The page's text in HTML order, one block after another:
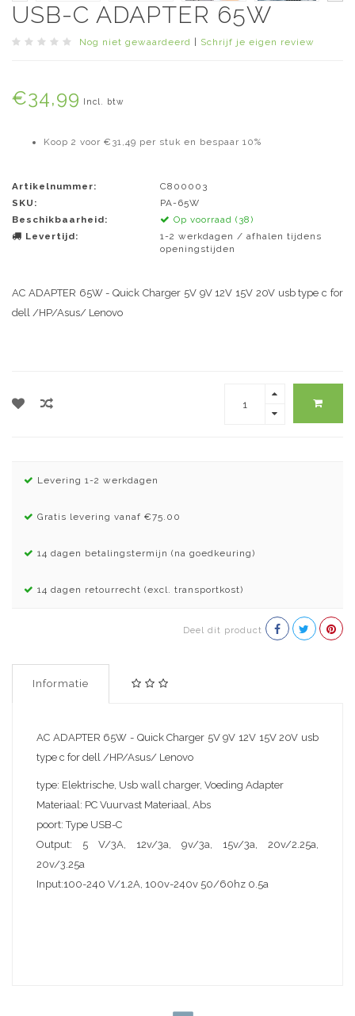
USB-C ADAPTER 65W
Nog niet gewaardeerd Schrijf je eigen review
€34,99 Incl. btw
Koop 2 voor €31,49 per stuk en bespaar 10%
Artikelnummer:
C800003
SKU:
PA-65W
Beschikbaarheid:
Op voorraad (38)
Levertijd:
1-2 werkdagen / afhalen tijdens
openingstijden
AC ADAPTER 65W - Quick Charger 5V 9V 12V 15V 20V usb type c for
dell /HP/Asus/ Lenovo
Levering 1-2 werkdagen
Gratis levering vanaf €75.00
14 dagen betalingstermijn (na goedkeuring)
14 dagen retourrecht (excl. transportkost)
Deel dit product
Informatie
AC ADAPTER 65W - Quick Charger 5V 9V 12V 15V 20V usb
type c for dell /HP/Asus/ Lenovo
type: Elektrische, Usb wall charger, Voeding Adapter
Materiaal: PC Vuurvast Materiaal, Abs
poort:Type USB-C
Output: 5 V/3A, 12v/3a, 9v/3a, 15v/3a, 20v/2.25a,
20v/3.25a
Input:100-240 V/1.2A, 100v-240v 50/60hz 0.5a